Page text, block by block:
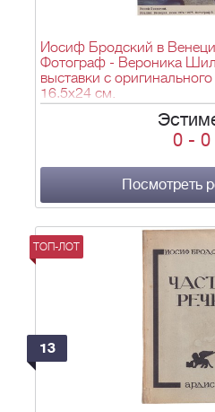
Иосиф Бродский в
Фотограф - Вероника
выставки с
16,5х24 см.
0 - 0
Посмотреть
ТОП-ЛОТ
13